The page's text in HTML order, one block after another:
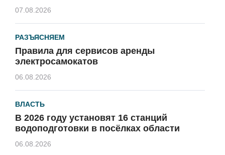
07.08.2026
РАЗЪЯСНЯЕМ
Правила для сервисов аренды
электросамокатов
06.08.2026
ВЛАСТЬ
В 2026 году установят 16 станций
водоподготовки в посёлках области
06.08.2026